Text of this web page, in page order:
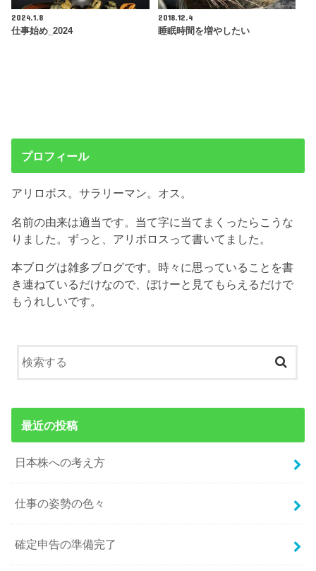
2024.1.8
仕事始め_2024
2018.12.4
睡眠時間を増やしたい
プロフィール
アリロボス。サラリーマン。オス。
名前の由来は適当です。当て字に当てまくったらこうな
りました。ずっと、アリボロスって書いてました。
本ブログは雑多ブログです。時々に思っていることを書
き連ねているだけなので、ぼけーと見てもらえるだけで
もうれしいです。
最近の投稿
日本株への考え方
仕事の姿勢の色々
確定申告の準備完了